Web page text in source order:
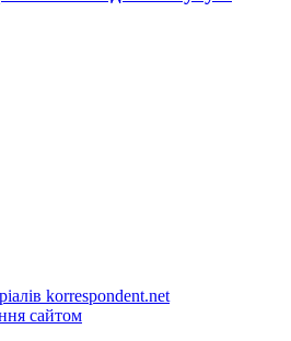
korrespondent.net
сайтом